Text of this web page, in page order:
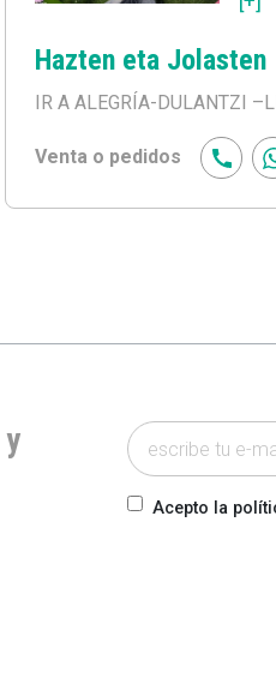
Hazten eta Jolasten
IR A ALEGRÍA-DULANTZI
Venta o pedidos
Acepto la